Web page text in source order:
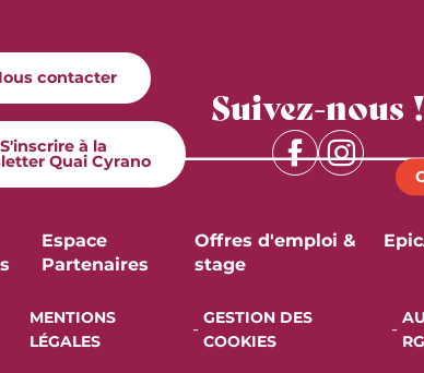
contacter
S'inscrire à la
Quai Cyrano
Suivez-nous !
Espace
Partenaires
Offres d'emploi &
stage
Epic
MENTIONS
LÉGALES
-
GESTION DES
COOKIES
-